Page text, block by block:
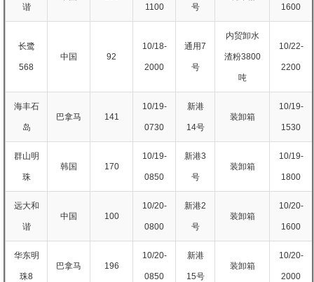
谐 1100 号 1600
长鹭
568
中国 92
10/18-
2000
通用7
号
内贸卸水
渣粉3800
吨
10/22-
2200
海丰石
岛
巴拿马 141
10/19-
0730
新港
14号
装卸箱
10/19-
1530
群山明
珠
韩国 170
10/19-
0850
新港3
号
装卸箱
10/19-
1800
远大和
谐
中国 100
10/20-
0800
新港2
号
装卸箱
10/20-
1600
华东明
珠8
巴拿马 196
10/20-
0850
新港
15号
装卸箱
10/20-
2000